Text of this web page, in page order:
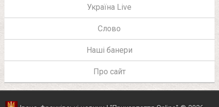
Україна Live
Слово
Наші банери
Про сайт